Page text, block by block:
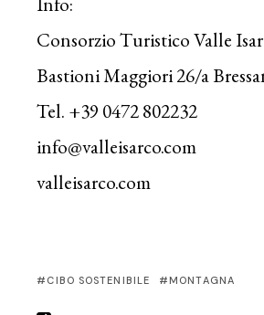
Consorzio Turistico Valle
Bastioni Maggiori 26/a
Tel. +39 0472 802232
info@valleisarco.com
valleisarco.com
CIBO SOSTENIBILE MONTAGNA